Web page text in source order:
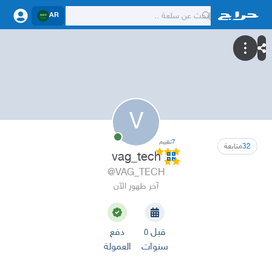
AR
V
32متابعة 7تقييم
vag_tech
@VAG_TECH
آخر ظهور الآن
قبل ٥
سنوات
دفع
العمولة